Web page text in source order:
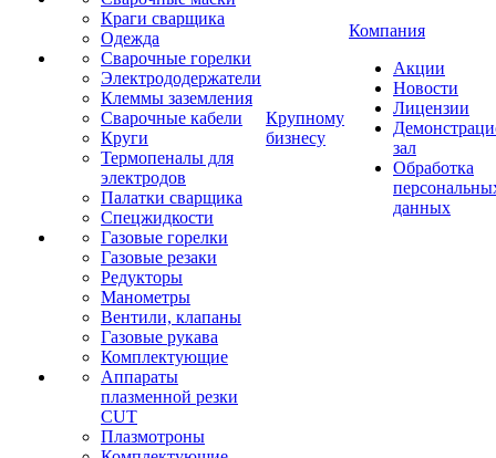
Краги сварщика
Одежда
Сварочные горелки
Электрододержатели
Клеммы заземления
Сварочные кабели
Круги
Термопеналы для
электродов
Палатки сварщика
Спецжидкости
Газовые горелки
Газовые резаки
Редукторы
Манометры
Вентили, клапаны
Газовые рукава
Комплектующие
Аппараты
плазменной резки
CUT
Плазмотроны
Крупному
бизнесу
Компания
Акции
Новости
Лицензии
зал
Обработка
данных